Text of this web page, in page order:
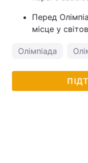
Перед
місце у
Олімпіада